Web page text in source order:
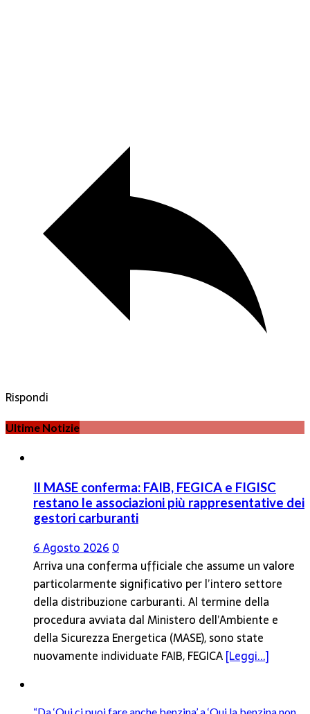
Rispondi
Ultime Notizie
Il MASE conferma: FAIB, FEGICA e FIGISC
restano le associazioni più rappresentative dei
gestori carburanti
6 Agosto 2026 0
Arriva una conferma ufficiale che assume un valore
particolarmente significativo per l’intero settore
della distribuzione carburanti. Al termine della
procedura avviata dal Ministero dell’Ambiente e
della Sicurezza Energetica (MASE), sono state
nuovamente individuate FAIB, FEGICA[Leggi...]